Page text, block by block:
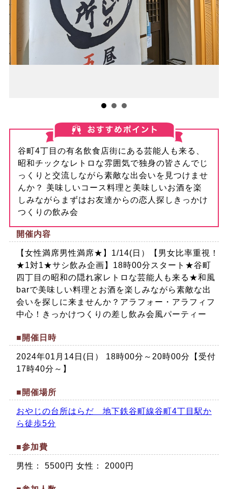
谷町4丁目の有名飲食店街にある芸能人も来る、
昭和チックなレトロな雰囲気で独身の皆さんでじ
っくりと交流しながら素敵な出会いを見つけませ
んか？ 美味しいコース料理と美味しいお酒を楽
しみながらまずはお友達からの恋人探しきっかけ
つくりの飲み会
開催内容
【女性満席男性満席★】1/14(日）【男女比率重視！
★1対1★サシ飲み企画】18時00分スタート★谷町
四丁目の昭和の隠れ家レトロな芸能人も来る★和風
barで美味しい料理とお酒を楽しみながら素敵な出
会いを探しに来ませんか？アラフォー・アラフィフ
中心！きっかけつくりの差し飲み会風パーティー
■開催日時
2024年01月14日(日） 18時00分～20時00分【受付
17時40分～】
■開催場所
おやじの台所はらだ 地下鉄谷町線谷町4丁目駅か
ら徒歩5分
■参加費
男性： 5500円 女性： 2000円